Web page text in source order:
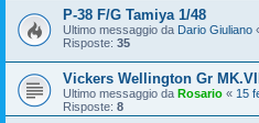
P-38 F/G Tamiya 1/48
Ultimo messaggio da Dario Giuliano
Risposte: 35
Vickers Wellington Gr
Ultimo messaggio da Rosario « 15
Risposte: 8